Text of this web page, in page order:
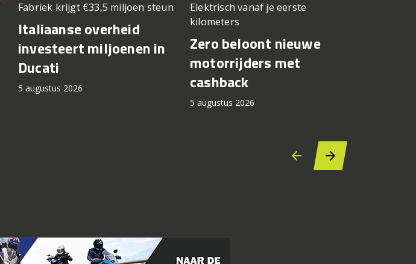
Fabriek krijgt €33,5 miljoen steun
Italiaanse overheid
investeert miljoenen in
Ducati
5 augustus 2026
Elektrisch vanaf je eerste
kilometers
Zero beloont nieuwe
motorrijders met
cashback
5 augustus 2026